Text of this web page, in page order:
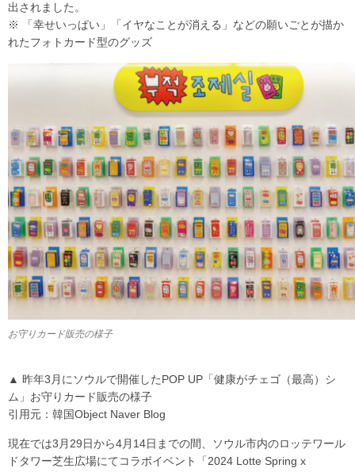
出されました。
※ 「幸せいっぱい」「イヤなことが消える」などの願いごとが描か
れたフォトカード型のグッズ
お守りカード販売の様子
▲ 昨年3月にソウルで開催したPOP UP「健康がチェゴ（最高）シ
ム」お守りカード販売の様子
引用元：韓国Object Naver Blog
現在では3月29日から4月14日までの間、ソウル市内のロッテワール
ドタワー芝生広場にてコラボイベント「2024 Lotte Spring x